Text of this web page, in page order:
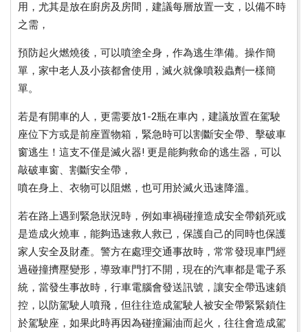
用，尤其是放在廚房及房間，建議每層放置一支，以備不時
之需，
預防起火燃燒後，可以噴塗全身，作為逃生準備。操作簡
單，家中老人及小孩都會使用，滅火就像噴殺蟲劑一樣簡
單。
若是有開車的人，更需要放1-2瓶在車內，建議放置在駕駛
座位下方或是前座置物箱，緊急時可以割斷安全帶、擊破車
窗逃生！這支不僅是滅火器! 更是能夠救命的逃生器，可以
敲破車窗、割斷安全帶，
噴在身上、衣物可以阻燃，也可用於滅火迅速降溫。
若在路上遇到緊急狀況時，例如車禍碰撞造成安全帶鎖死或
是造成火燒車，能夠迅速救人救已，保護自己的同時也保護
家人安全及財產。警方在處理交通事故時，常常發現車門經
過碰撞擠壓變形，導致車門打不開，現在的汽車都是電子系
統，當發生事故時，行車電腦會發送訊號，讓安全帶迅速鎖
控，以防駕駛人噴飛，但往往造成駕駛人被安全帶緊緊鎖住
於駕駛座，如果此時再因為碰撞漏油而起火，往往會造成駕